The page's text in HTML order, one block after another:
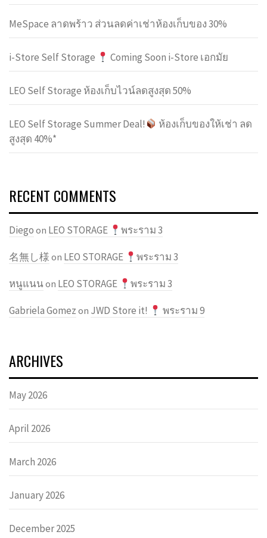
MeSpace ลาดพร้าว ส่วนลดค่าเช่าห้องเก็บของ 30%
i-Store Self Storage Coming Soon i-Store เอกมัย
LEO Self Storage ห้องเก็บไวน์ลดสูงสุด 50%
LEO Self Storage Summer Deal!
ห้องเก็บของให้เช่า ลด
สูงสุด 40%*
RECENT COMMENTS
Diego on LEO STORAGE พระราม 3
名無し様 on LEO STORAGE พระราม 3
หนูแนน on LEO STORAGE พระราม 3
Gabriela Gomez on JWD Store it! พระราม 9
ARCHIVES
May 2026
April 2026
March 2026
January 2026
December 2025